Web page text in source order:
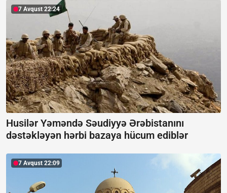
7 Avqust 22:24
Husilər Yəməndə Səudiyyə Ərəbistanını
dəstəkləyən hərbi bazaya hücum ediblər
7 Avqust 22:09